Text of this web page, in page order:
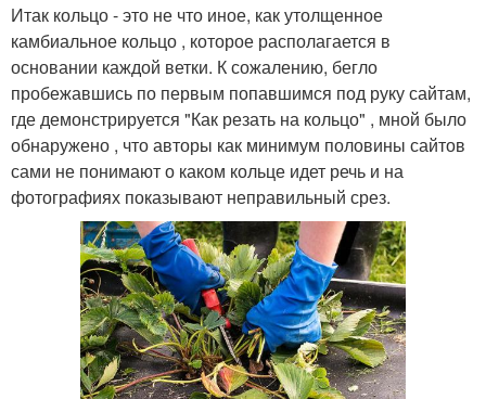
Итак кольцо - это не что иное, как утолщенное
камбиальное кольцо , которое располагается в
основании каждой ветки. К сожалению, бегло
пробежавшись по первым попавшимся под руку сайтам,
где демонстрируется "Как резать на кольцо" , мной было
обнаружено , что авторы как минимум половины сайтов
сами не понимают о каком кольце идет речь и на
фотографиях показывают неправильный срез.